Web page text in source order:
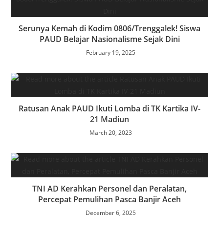
Serunya Kemah di Kodim 0806/Trenggalek! Siswa
PAUD Belajar Nasionalisme Sejak Dini
February 19, 2025
Ratusan Anak PAUD Ikuti Lomba di TK Kartika IV-
21 Madiun
March 20, 2023
TNI AD Kerahkan Personel dan Peralatan,
Percepat Pemulihan Pasca Banjir Aceh
December 6, 2025